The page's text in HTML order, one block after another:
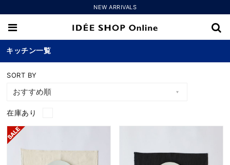
NEW ARRIVALS
キッチン一覧
SORT BY
在庫あり